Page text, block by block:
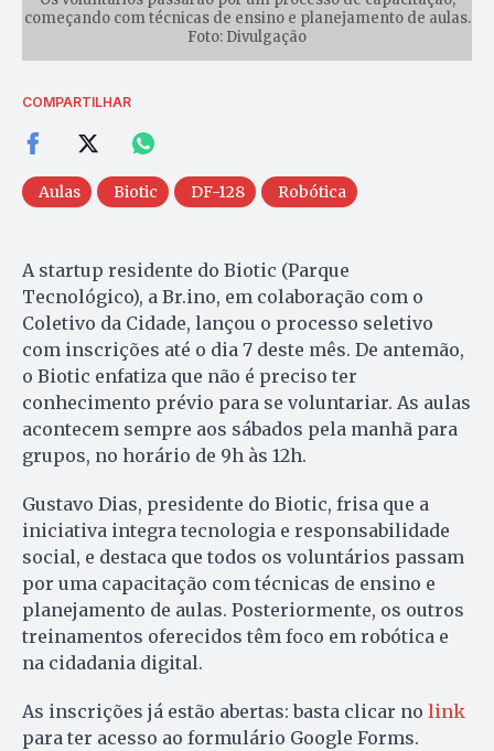
começando com técnicas de ensino e planejamento de aulas.
Foto: Divulgação
COMPARTILHAR
Aulas Biotic DF-128 Robótica
A startup residente do Biotic (Parque
Tecnológico), a Br.ino, em colaboração com o
Coletivo da Cidade, lançou o processo seletivo
com inscrições até o dia 7 deste mês. De antemão,
o Biotic enfatiza que não é preciso ter
conhecimento prévio para se voluntariar. As aulas
acontecem sempre aos sábados pela manhã para
grupos, no horário de 9h às 12h.
Gustavo Dias, presidente do Biotic, frisa que a
iniciativa integra tecnologia e responsabilidade
social, e destaca que todos os voluntários passam
por uma capacitação com técnicas de ensino e
planejamento de aulas. Posteriormente, os outros
treinamentos oferecidos têm foco em robótica e
na cidadania digital.
As inscrições já estão abertas: basta clicar no link
para ter acesso ao formulário Google Forms.